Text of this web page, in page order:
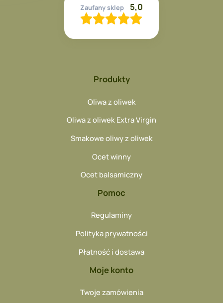
Zaufany sklep 5,0
Produkty
Oliwa z oliwek
Oliwa z oliwek Extra Virgin
Smakowe oliwy z oliwek
Ocet winny
Ocet balsamiczny
Pomoc
Regulaminy
Polityka prywatności
Płatność i dostawa
Moje konto
Twoje zamówienia